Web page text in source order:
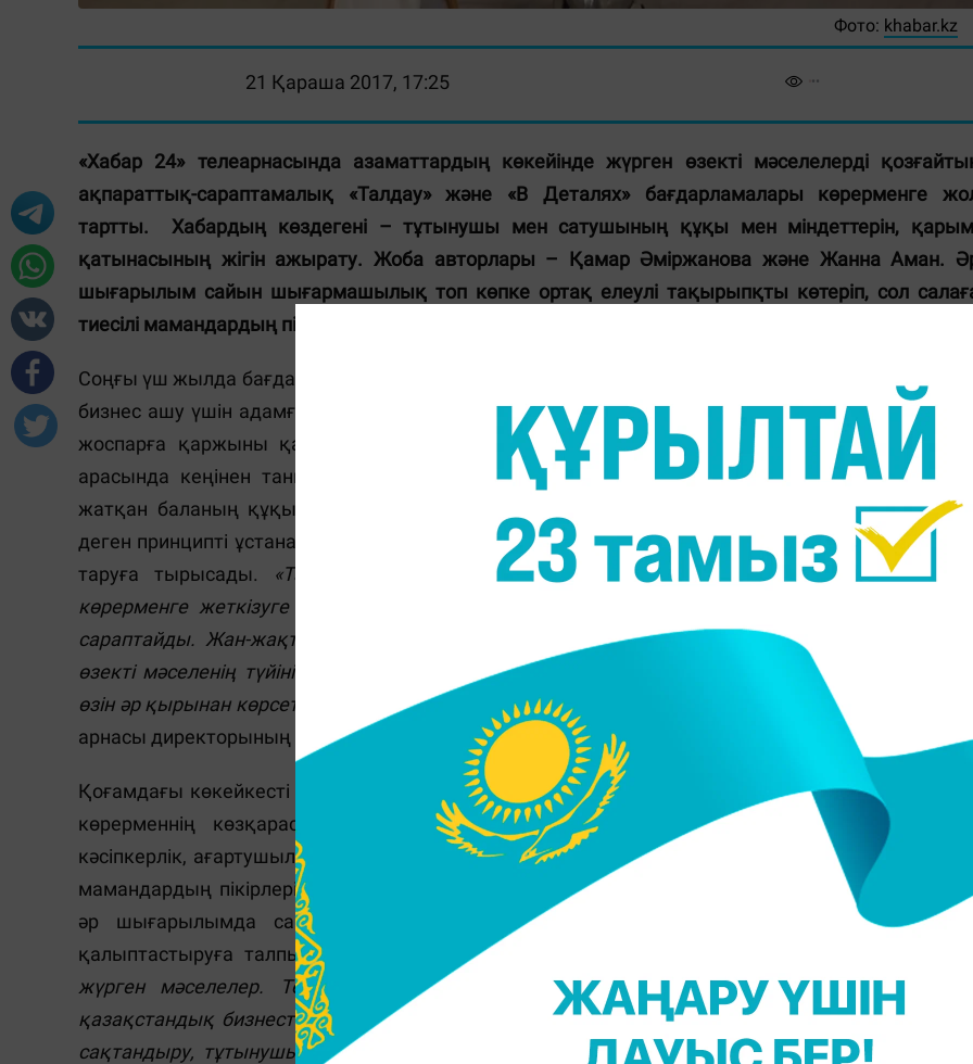
Фото: khabar.kz
21 Қараша 2017, 17:25
«Хабар 24» телеарнасында азаматтардың көкейінде жүрген өзекті мәселелерді
ақпараттық-сараптамалық «Талдау» және «В Деталях» бағдарламалары көрерменге
тартты. Хабардың көздегені – тұтынушы мен сатушының құқы мен міндеттерін,
қатынасының жігін ажырату. Жоба авторлары – Қамар Әміржанова және Жанна Аман.
шығарылым сайын шығармашылық топ көпке ортақ елеулі тақырыпқты көтеріп, сол
тиесілі мамандардың пікірімен беріп отырады.
Соңғы үш жылда бағдарламада әлеуметтік қызметкердің міндеті мен қызмет шеңберінің аясын,
бизнес ашу үшін адамға не қажет, шығарған тауарды өткізудің тиімді жолдары туралы, бизнес
жоспарға қаржыны қайдан іздейміз, өрт сөндіру қызметкерінің бір күні, қала тұрғындары
арасында кеңінен танылып жатқан – клинингтік қызмет, бүтін емес отбасыда тәрбиеленіп
жатқан баланың құқығы мен мәртебесі турасында ой қозғады. «Әркімнің өз шындығы бар»
деген принципті ұстанатын шығармашылық топ қандай мәселе болмасын, бірнеше тараптарды
таруға тырысады.
«Талдау» бағдарламасы бұқара үшін маңызды және тың дүниелерді
көрерменге жеткізуге тырысады. Олардың мәні мен адамзат игілігіне берер мүмкіндіктерін
сараптайды. Жан-жақты пікірлер мен фактілерді арқау етіп, ақпараттық-танымдық бағытта
өзекті мәселенің түйінін тарқатады. Қалың жұртқа бұрыннан таныс қарапайым мәселелердің
өзін әр қырынан көрсетіп, оған қызықты әрі заманауи танымдық реңк береді»
- дейді «Хабар 24»
арнасы директорының орынбасары Ольга Горелик.
Қоғамдағы көкейкесті һәм азаматтар үшін пайдалы-танымдық сұрақтарды талдау барысында
көрерменнің көзқарасы қалыптасады. Жоба еліміздегі әлеуметтік, мәдени, қаржылық,
кәсіпкерлік, ағартушылық, тұрмыстық және өзгеде салаларды қамтып, сол салаға қатысы бар
мамандардың пікірлеріне сүйене отырып,тақырыптың мәнін ашады.Бағдарлама
әр шығарылымда сарапталатын мәселенің маңызын айшықтап, ескіге жаңа көзқарас
қалыптастыруға талпынады. «
Жобаға арқау болатын тақырыптар бұған дейін де көтеріліп
жүрген мәселелер. Тек, біздің шығармашылық топ жаңа қырынан көрсетеді. Мысалы,
қазақстандық бизнесті жаңа деңгейге көтеру мүмкіндіктері, жұмысқа орналасу, медициналық
сақтандыру, тұтынушылардың құқытары сынды мәселелер әлі де болса тереңірек зерттеуді